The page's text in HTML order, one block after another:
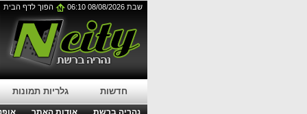
שבת 08/08/2026 06:10 הפוך לדף הבית
חדשות גלריות תמונות
נהריה ברשת אודות האתר
עבודות בגובה בסנפלינג:
הפתרון המושלם לתחזוקת
בניינים מודרניים
עבודות בגובה בסנפלינג: הפתרון
המושלם לתחזוקת בניינים מודרניים
לפרטים נוספים לחצו כאן >>
עורך דין דיני עבודה בנהריה:
מתי כדאי לפנות לייעוץ משפטי?
עורך דין דיני עבודה בנהריה: מתי
כדאי לפנות לייעוץ משפטי?